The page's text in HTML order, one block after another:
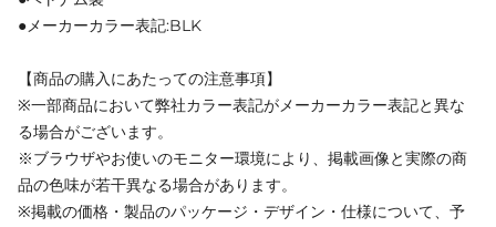
●メーカーカラー表記:BLK
【商品の購入にあたっての注意事項】
※一部商品において弊社カラー表記がメーカーカラー表記と異な
る場合がございます。
※ブラウザやお使いのモニター環境により、掲載画像と実際の商
品の色味が若干異なる場合があります。
※掲載の価格・製品のパッケージ・デザイン・仕様について、予